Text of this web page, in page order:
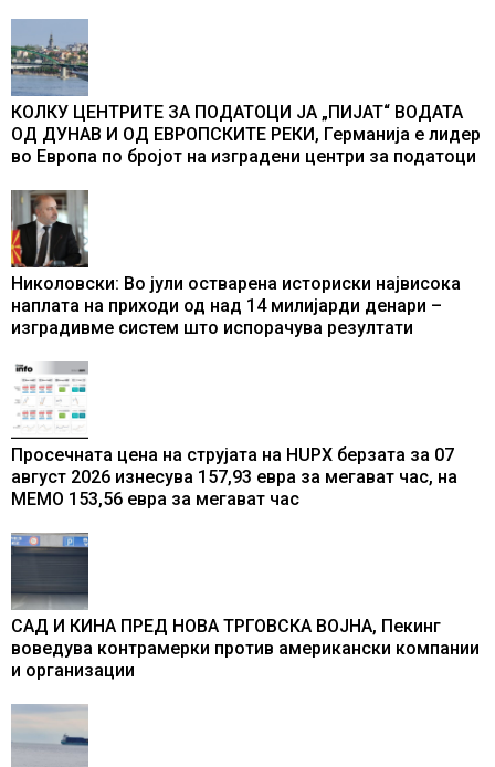
промени текот на историјата
КОЛКУ ЦЕНТРИТЕ ЗА ПОДАТОЦИ ЈА „ПИЈАТ“ ВОДАТА
ОД ДУНАВ И ОД ЕВРОПСКИТЕ РЕКИ, Германија е лидер
во Европа по бројот на изградени центри за податоци
Николовски: Во јули остварена историски највисока
наплата на приходи од над 14 милијарди денари –
изградивме систем што испорачува резултати
Просечната цена на струјата на HUPX берзата за 07
август 2026 изнесува 157,93 евра за мегават час, на
МЕМО 153,56 евра за мегават час
САД И КИНА ПРЕД НОВА ТРГОВСКА ВОЈНА, Пекинг
воведува контрамерки против американски компании
и организации